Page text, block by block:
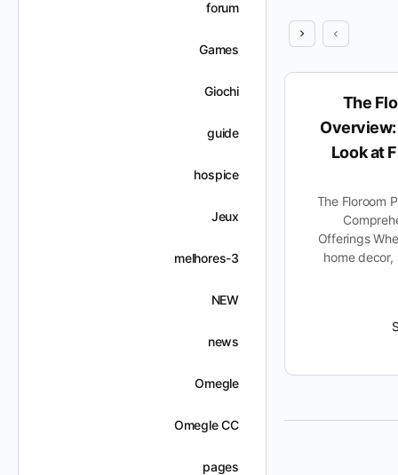
The
Look at
The Floroom
Offerings
home decor,
Why Mallify Is a Hit with
Homeowners
Why Mallify Is a Hit with Homeowners
improvement and renovation,
lookout for reliable solutions…
forum
Games
Giochi
guide
hospice
Jeux
melhores-3
NEW
news
Omegle
Omegle CC
pages